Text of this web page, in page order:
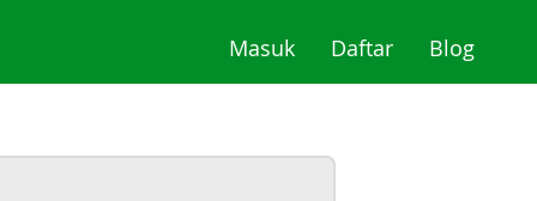
Masuk(current)
Daftar(current)
Blog